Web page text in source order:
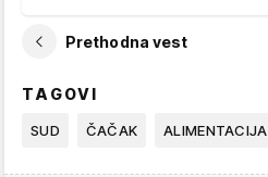
Prethodna vest
TAGOVI
SUD ČAČAK ALIMENTACIJA